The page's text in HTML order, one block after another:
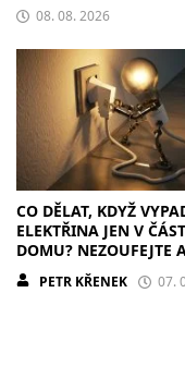
08. 08. 2026
CO DĚLAT, KDYŽ
ELEKTŘINA JEN V
DOMU? NEZOUFEJTE
POSTUPUJTE S
HLAVOU
PETR KŘENEK 07.